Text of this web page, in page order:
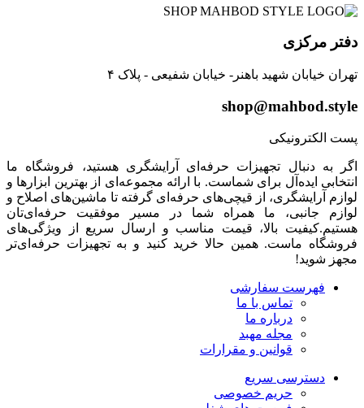
دفتر مرکزی
تهران خیابان شهید باهنر- خیابان شفیعی - پلاک ۴
shop@mahbod.style
پست الکترونیکی
اگر به دنبال تجهیزات حرفه‌ای آرایشگری هستید، فروشگاه ما
انتخابی ایده‌آل برای شماست. با ارائه مجموعه‌ای از بهترین ابزارها و
لوازم آرایشگری، از قیچی‌های حرفه‌ای گرفته تا ماشین‌های اصلاح و
لوازم جانبی، ما همراه شما در مسیر موفقیت حرفه‌ای‌تان
هستیم.کیفیت بالا، قیمت مناسب و ارسال سریع از ویژگی‌های
فروشگاه ماست. همین حالا خرید کنید و به تجهیزات حرفه‌ای‌تر
مجهز شوید!
فهرست سفارشی
تماس با ما
درباره ما
مجله مهبد
قوانین و مقرارات
دسترسی سریع
حریم خصوصی